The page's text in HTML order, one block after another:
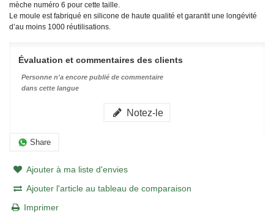
mèche numéro 6 pour cette taille.
Le moule est fabriqué en silicone de haute qualité et garantit une longévité
d’au moins 1000 réutilisations.
Évaluation et commentaires des clients
Personne n'a encore publié de commentaire
dans cette langue
Notez-le
Share
Ajouter à ma liste d'envies
Ajouter l'article au tableau de comparaison
Imprimer